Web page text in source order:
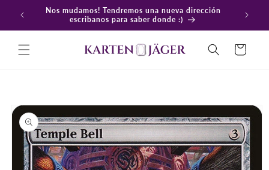
directamenteNos mudamos! Tendremos una nueva dirección
escribanos para saber donde :)
Carrito
directamente
a la
información
del producto